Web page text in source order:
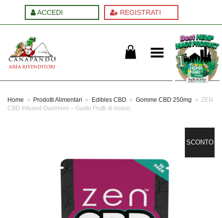
ACCEDI REGISTRATI
Cambia menu
Home » Prodotti Alimentari » Edibles CBD » Gomme CBD 250mg » ZEN
CBD Infused Gummies – Gusto Frutti di bosco
SCONTO